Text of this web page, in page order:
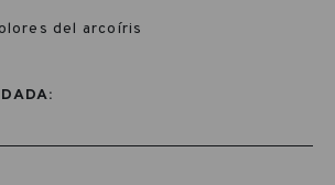
del arcoíris